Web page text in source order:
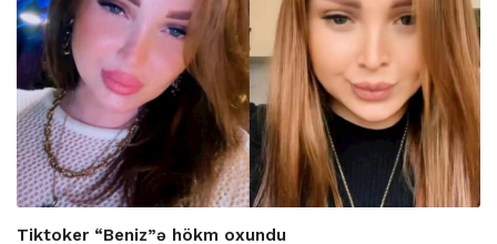
Tiktoker “Beniz”ə hökm oxundu